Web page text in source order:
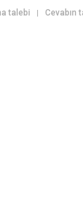
talebi |Cevabın